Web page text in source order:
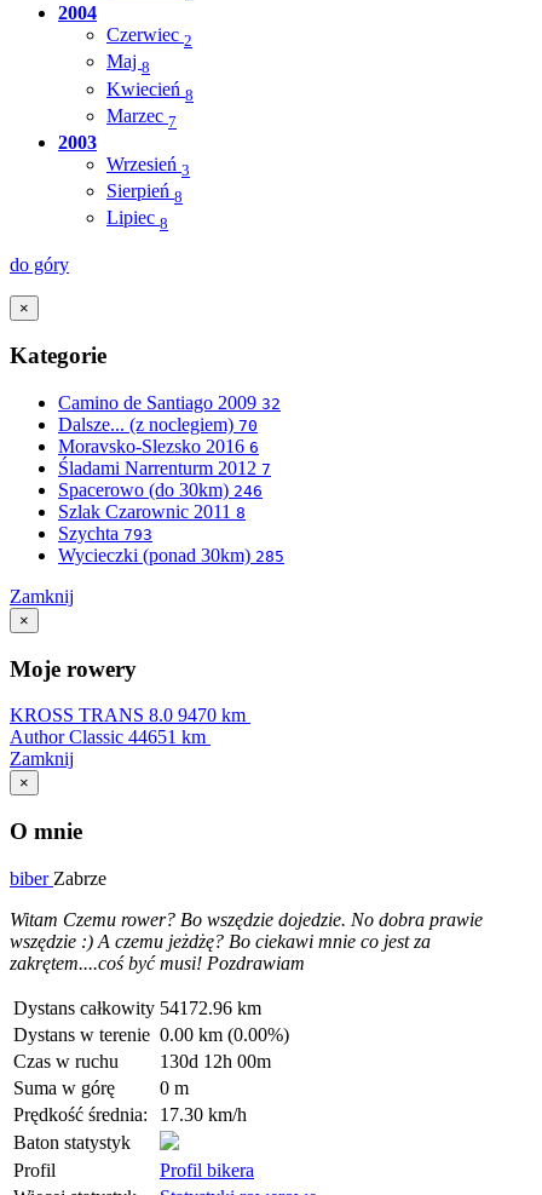
2004
Czerwiec 2
Maj 8
Kwiecień 8
Marzec 7
2003
Wrzesień 3
Sierpień 8
Lipiec 8
do góry
×
Kategorie
Camino de Santiago 2009 32
Dalsze... (z noclegiem) 70
Moravsko-Slezsko 2016 6
Śladami Narrenturm 2012 7
Spacerowo (do 30km) 246
Szlak Czarownic 2011 8
Szychta 793
Wycieczki (ponad 30km) 285
Zamknij
×
Moje rowery
KROSS TRANS 8.0 9470 km
Author Classic 44651 km
Zamknij
×
O mnie
biber Zabrze
Witam Czemu rower? Bo wszędzie dojedzie. No dobra prawie
wszędzie :) A czemu jeżdżę? Bo ciekawi mnie co jest za
zakrętem....coś być musi! Pozdrawiam
Dystans całkowity 54172.96 km
Dystans w terenie 0.00 km (0.00%)
Czas w ruchu
130d 12h 00m
Suma w górę
0 m
Prędkość średnia:
17.30 km/h
Baton statystyk
Profil
Profil bikera